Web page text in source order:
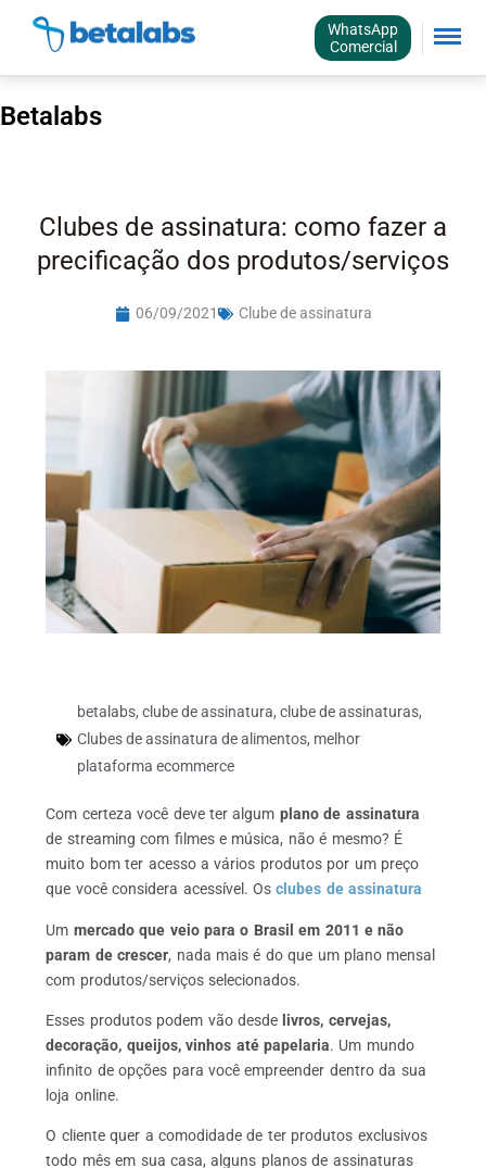
WhatsApp
Comercial
Betalabs
Clubes de assinatura: como fazer a
precificação dos produtos/serviços
06/09/2021 Clube de assinatura
betalabs,clube de assinatura,clube de assinaturas,
Clubes de assinatura de alimentos, melhor
plataforma ecommerce
Com certeza você deve ter algum plano de assinatura
de streaming com filmes e música, não é mesmo? É
muito bom ter acesso a vários produtos por um preço
que você considera acessível. Osclubes de assinatura
Um mercado que veio para o Brasil em 2011 e não
param de crescer, nada mais é do que um plano mensal
com produtos/serviços selecionados.
Esses produtos podem vão desde livros, cervejas,
decoração, queijos, vinhos até papelaria. Um mundo
infinito de opções para você empreender dentro da sua
loja online.
O cliente quer a comodidade de ter produtos exclusivos
todo mês em sua casa, alguns planos de assinaturas